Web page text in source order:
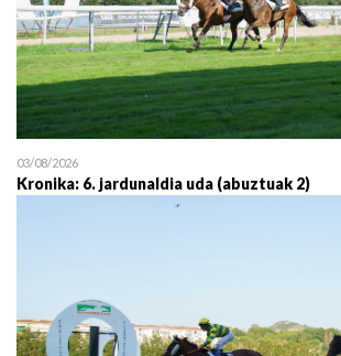
03/08/2026
Kronika: 6. jardunaldia uda (abuztuak 2)